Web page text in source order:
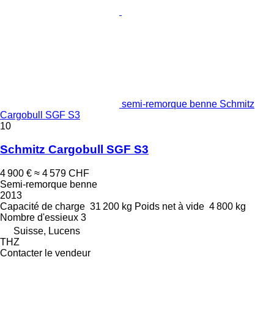
semi-remorque benne Schmitz
Cargobull SGF S3
10
Schmitz Cargobull SGF S3
4 900 € ≈ 4 579 CHF
Semi-remorque benne
2013
Capacité de charge 31 200 kg Poids net à vide 4 800 kg
Nombre d'essieux 3
Suisse, Lucens
THZ
Contacter le vendeur